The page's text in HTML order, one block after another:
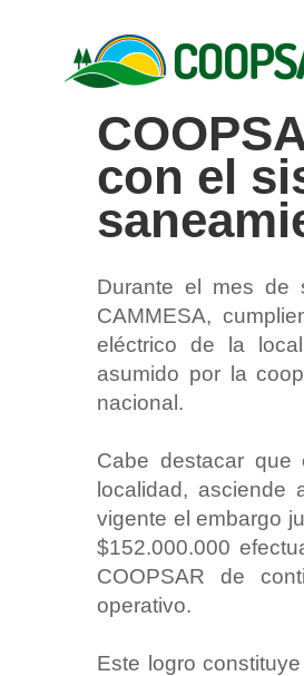
con el
Durante el mes de
CAMMESA,
eléctrico de la
asumido por la
nacional.
Cabe destacar
localidad,
vigente el embargo
$152.000.000
COOPSAR de
operativo.
Este logro